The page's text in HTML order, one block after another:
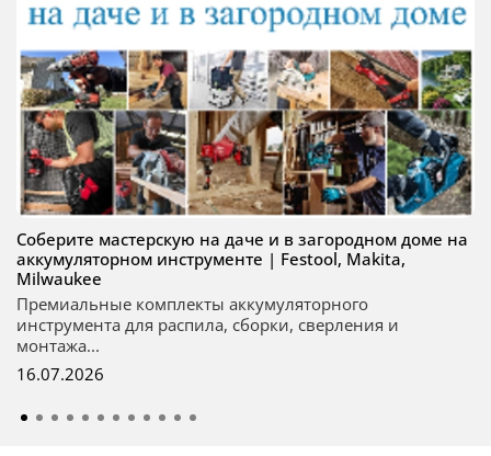
Соберите мастерскую на даче и в загородном доме на
аккумуляторном инструменте | Festool, Makita,
Milwaukee
Премиальные комплекты аккумуляторного
инструмента для распила, сборки, сверления и
монтажа...
16.07.2026